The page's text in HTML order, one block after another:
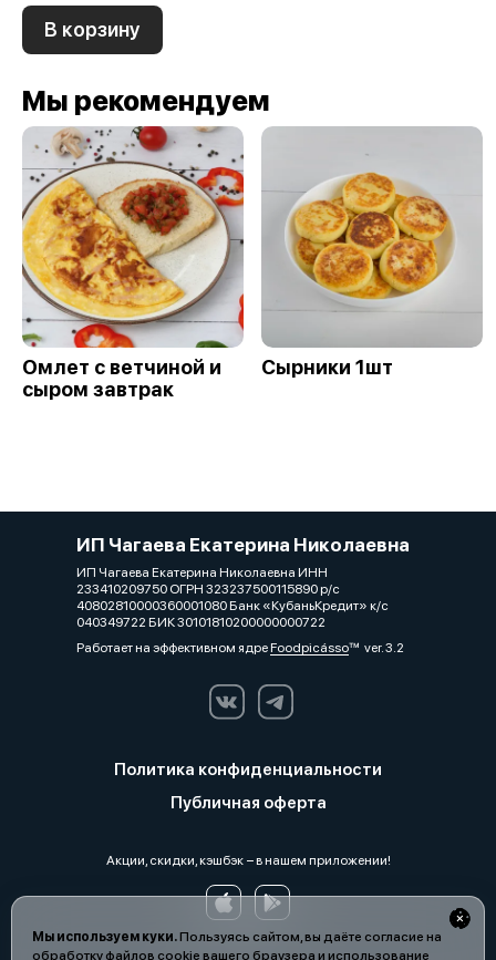
Мы используем куки.Пользуясь сайтом, вы даёте согласие на
обработку файлов cookie вашего браузера и использование
В корзину
Мы рекомендуем
Омлет с ветчиной и
сыром завтрак
Сырники 1шт
ИП Чагаева Екатерина Николаевна
ИП Чагаева Екатерина Николаевна ИНН
233410209750 ОГРН 323237500115890 р/с
40802810000360001080 Банк «КубаньКредит» к/с
040349722 БИК 30101810200000000722
Работает на эффективном ядреFoodpicássover. 3.2
Политика конфиденциальности
Публичная оферта
Акции, скидки, кэшбэк − в нашем приложении!